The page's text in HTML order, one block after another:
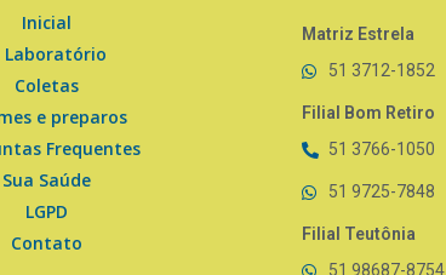
Inicial
Laboratório
Coletas
e preparos
Frequentes
Sua Saúde
LGPD
Contato
Matriz Estrela
51 3712-1852
Filial Bom Retiro
51 3766-1050
51 9725-7848
Filial Teutônia
51 98687-8754